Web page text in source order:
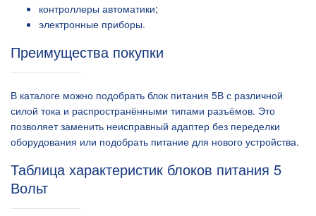
контроллеры автоматики;
электронные приборы.
Преимущества покупки
В каталоге можно подобрать блок питания 5В с различной
силой тока и распространёнными типами разъёмов. Это
позволяет заменить неисправный адаптер без переделки
оборудования или подобрать питание для нового устройства.
Таблица характеристик блоков питания 5
Вольт